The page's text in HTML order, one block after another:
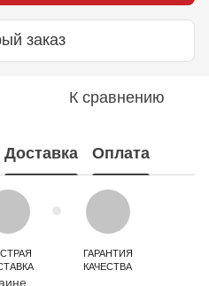
заказ
К сравнению
Доставка Оплата
ГАРАНТИЯ
КАЧЕСТВА